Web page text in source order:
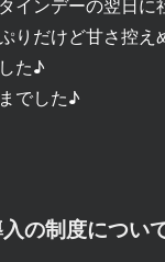
インデーの翌日に
りだけど甘さ控え
た♪
でした♪
の制度につい